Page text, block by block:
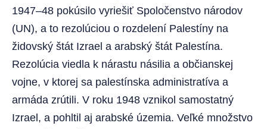
1947–48 pokúsilo vyriešiť Spoločenstvo národov
(UN), a to rezolúciou o rozdelení Palestíny na
židovský štát Izrael a arabský štát Palestína.
Rezolúcia viedla k nárastu násilia a občianskej
vojne, v ktorej sa palestínska administratíva a
armáda zrútili. V roku 1948 vznikol samostatný
Izrael, a pohltil aj arabské územia. Veľké množstvo